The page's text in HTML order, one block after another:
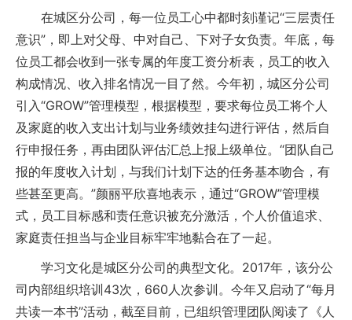
在城区分公司，每一位员工心中都时刻谨记“三层责任
意识”，即上对父母、中对自己、下对子女负责。年底，每
位员工都会收到一张专属的年度工资分析表，员工的收入
构成情况、收入排名情况一目了然。今年初，城区分公司
引入“GROW”管理模型，根据模型，要求每位员工将个人
及家庭的收入支出计划与业务绩效挂勾进行评估，然后自
行申报任务，再由团队评估汇总上报上级单位。“团队自己
报的年度收入计划，与我们计划下达的任务基本吻合，有
些甚至更高。”颜丽平欣喜地表示，通过“GROW”管理模
式，员工目标感和责任意识被充分激活，个人价值追求、
家庭责任担当与企业目标牢牢地黏合在了一起。
学习文化是城区分公司的典型文化。2017年，该分公
司内部组织培训43次，660人次参训。今年又启动了“每月
共读一本书”活动，截至目前，已组织管理团队阅读了《人